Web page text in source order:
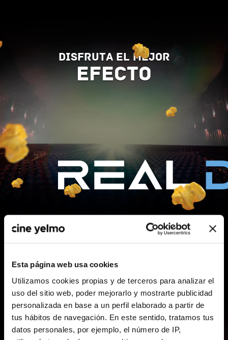
Esta página web usa cookies
Utilizamos cookies propias y de terceros para analizar el
uso del sitio web, poder mejorarlo y mostrarte publicidad
personalizada en base a un perfil elaborado a partir de
tus hábitos de navegación. En este sentido, tratamos tus
datos personales, por ejemplo, el número de IP,
Disfruta el mejor
efecto
BENEFICIOS
Beneficios